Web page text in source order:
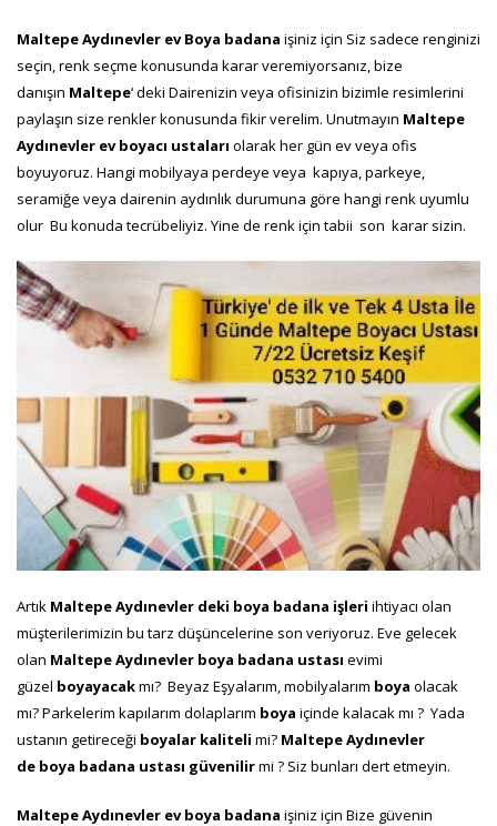
Maltepe Aydınevler ev Boya badana işiniz için Siz sadece renginizi
seçin, renk seçme konusunda karar veremiyorsanız, bize
danışın Maltepe‘ deki Dairenizin veya ofisinizin bizimle resimlerini
paylaşın size renkler konusunda fikir verelim. Unutmayın Maltepe
Aydınevler ev boyacı ustaları olarak her gün ev veya ofis
boyuyoruz. Hangi mobilyaya perdeye veya kapıya, parkeye,
seramiğe veya dairenin aydınlık durumuna göre hangi renk uyumlu
olur Bu konuda tecrübeliyiz. Yine de renk için tabii son karar sizin.
Artık Maltepe Aydınevler deki boya badana işleri ihtiyacı olan
müşterilerimizin bu tarz düşüncelerine son veriyoruz. Eve gelecek
olan Maltepe Aydınevler boya badana ustası evimi
güzel boyayacakmı? Beyaz Eşyalarım, mobilyalarım boya olacak
mı? Parkelerim kapılarım dolaplarım boya içinde kalacak mı ? Yada
ustanın getireceği boyalar kaliteli mi? Maltepe Aydınevler
de boya badana ustası güvenilirmi ? Siz bunları dert etmeyin.
Maltepe Aydınevler ev boya badana işiniz için Bize güvenin